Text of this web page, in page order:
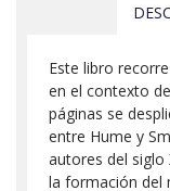
Este libro
en el contexto
páginas se
entre Hume y
autores del siglo
la formación del